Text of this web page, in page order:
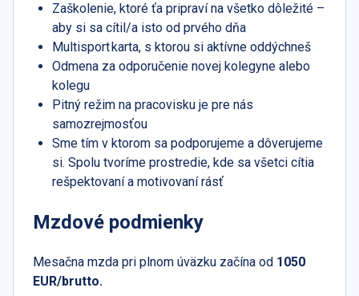
Zaškolenie, ktoré ťa pripraví na všetko dôležité –
aby si sa cítil/a isto od prvého dňa
Multisport karta, s ktorou si aktívne oddýchneš
Odmena za odporučenie novej kolegyne alebo
kolegu
Pitný režim na pracovisku je pre nás
samozrejmosťou
Sme tím v ktorom sa podporujeme a dôverujeme
si. Spolu tvoríme prostredie, kde sa všetci cítia
rešpektovaní a motivovaní rásť
Mzdové podmienky
Mesačna mzda pri plnom úväzku začína od 1050
EUR/brutto.